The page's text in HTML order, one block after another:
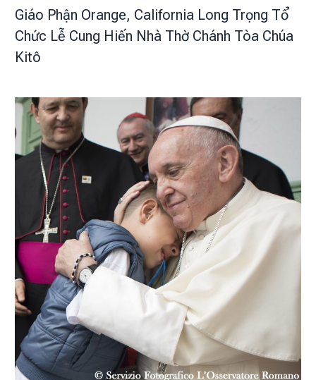
Giáo Phận Orange, California Long Trọng Tổ
Chức Lễ Cung Hiến Nhà Thờ Chánh Tòa Chúa
Kitô